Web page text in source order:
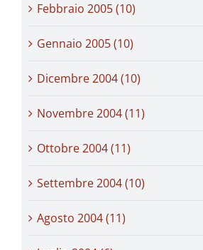
Febbraio 2005 (10)
Gennaio 2005 (10)
Dicembre 2004 (10)
Novembre 2004 (11)
Ottobre 2004 (11)
Settembre 2004 (10)
Agosto 2004 (11)